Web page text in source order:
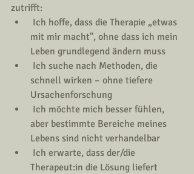
zutrifft:
Ich hoffe, dass die Therapie „etwas
mit mir macht", ohne dass ich mein
Leben grundlegend ändern muss
Ich suche nach Methoden, die
schnell wirken – ohne tiefere
Ursachenforschung
Ich möchte mich besser fühlen,
aber bestimmte Bereiche meines
Lebens sind nicht verhandelbar
Ich erwarte, dass der/die
Therapeut:in die Lösung liefert